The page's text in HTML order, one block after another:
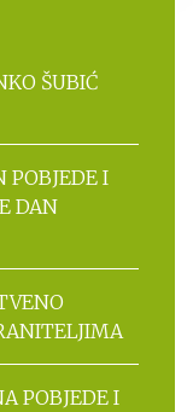
ŠUBIĆ
POBJEDE I
DAN
POBJEDE I